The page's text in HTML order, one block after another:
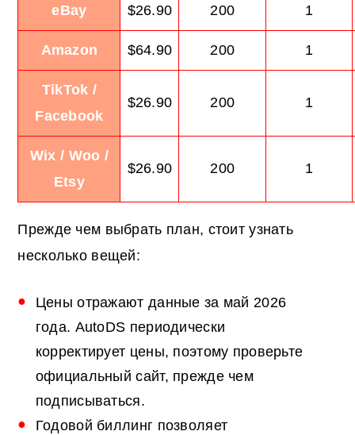
eBay $26.90 200 1
Amazon $64.90 200 1
TikTok /
Facebook
$26.90 200 1
Wix / Woo /
Etsy
$26.90 200 1
Прежде чем выбрать план, стоит узнать
несколько вещей:
Цены отражают данные за май 2026
года. AutoDS периодически
корректирует цены, поэтому проверьте
официальный сайт, прежде чем
подписываться.
Годовой биллинг позволяет